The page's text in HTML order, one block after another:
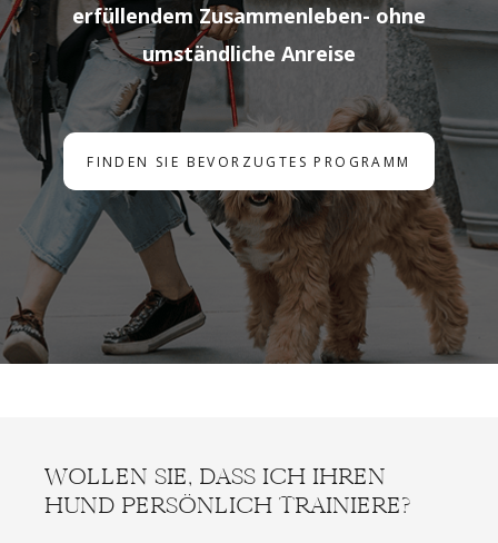
erfüllendem Zusammenleben- ohne
umständliche Anreise
FINDEN SIE BEVORZUGTES PROGRAMM
WOLLEN SIE, DASS ICH IHREN
HUND PERSÖNLICH TRAINIERE?